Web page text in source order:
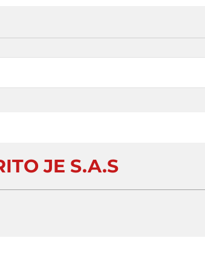
JE S.A.S